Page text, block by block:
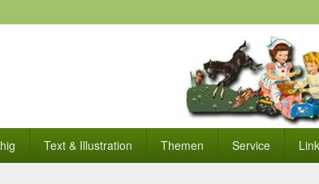
Text & Illustration Themen Service